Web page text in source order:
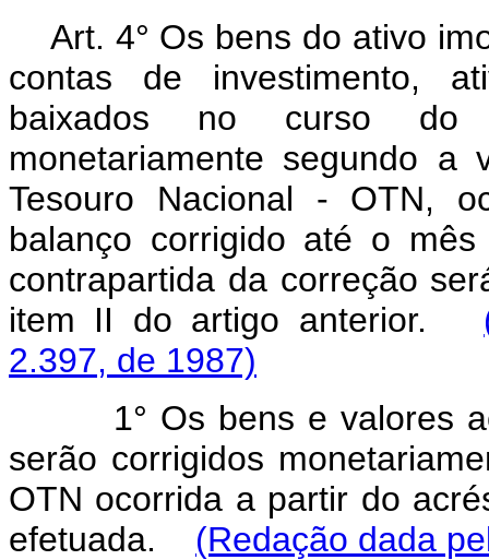
Art. 4° Os bens do ativo
contas de investimento,
baixados no curso do
monetariamente segundo
Tesouro Nacional - OTN,
balanço corrigido até o
contrapartida da correção
item II do artigo anterior.
2.397, de 1987)
1° Os bens e valores
serão corrigidos
OTN ocorrida a partir do
efetuada. (Redação dada